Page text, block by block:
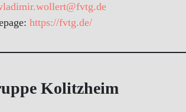
https://fvtg.de/
Kolitzheim